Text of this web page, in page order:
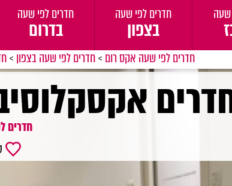
שעה חדרים לפי שעה
בצפון
חדרים לפי שעה
בדרום
חדרים לפי שעה אקס רום >חדרים לפי שעה בצפון >
חדרים